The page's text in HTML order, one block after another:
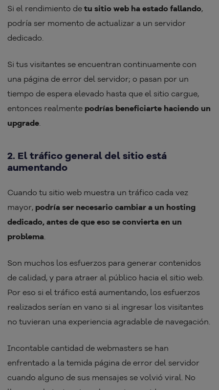
Si el rendimiento de tu sitio web ha estado fallando,
podría ser momento de actualizar a un servidor
dedicado.
Si tus visitantes se encuentran continuamente con
una página de error del servidor; o pasan por un
tiempo de espera elevado hasta que el sitio cargue,
entonces realmente podrías beneficiarte haciendo un
upgrade
2. El tráfico general del sitio está
aumentando
Cuando tu sitio web muestra un tráfico cada vez
mayor, podría ser necesario cambiar a un hosting
dedicado, antes de que eso se convierta en un
problema
Son muchos los esfuerzos para generar contenidos
de calidad, y para atraer al público hacia el sitio web.
Por eso si el tráfico está aumentando, los esfuerzos
realizados serían en vano si al ingresar los visitantes
no tuvieran una experiencia agradable de navegación.
Incontable cantidad de webmasters se han
enfrentado a la temida página de error del servidor
cuando alguno de sus mensajes se volvió viral. No